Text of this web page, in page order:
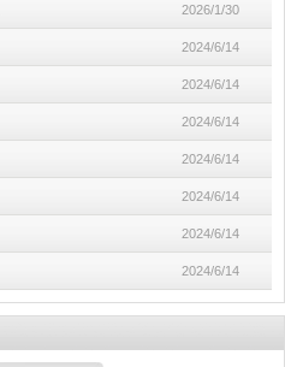
2026/1/30
2024/6/14
2024/6/14
2024/6/14
2024/6/14
2024/6/14
2024/6/14
2024/6/14